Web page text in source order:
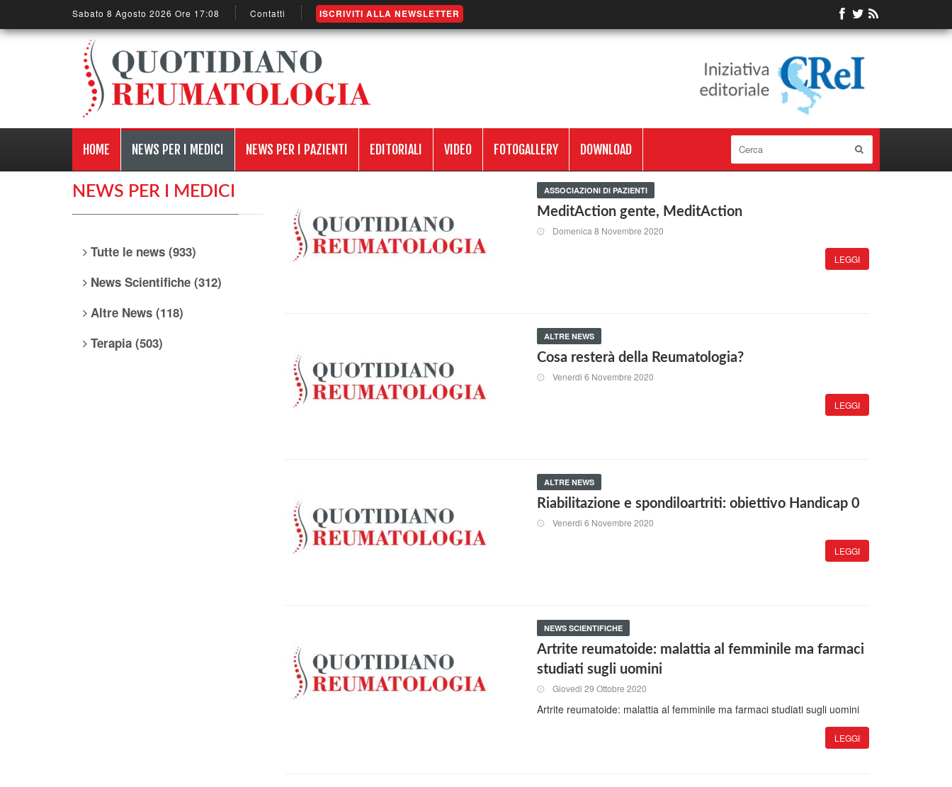
Sabato 8 Agosto 2026 Ore 17:08 Contatti ISCRIVITI ALLA NEWSLETTER
HOME NEWS PER I MEDICI NEWS PER I PAZIENTI EDITORIALI VIDEO FOTOGALLERY DOWNLOAD
NEWS PER I MEDICI
Tutte le news (933)
News Scientifiche (312)
Altre News (118)
Terapia (503)
ASSOCIAZIONI DI PAZIENTI
MeditAction gente, MeditAction
Domenica 8 Novembre 2020
LEGGI
ALTRE NEWS
Cosa resterà della Reumatologia?
Venerdi 6 Novembre 2020
LEGGI
ALTRE NEWS
Riabilitazione e spondiloartriti: obiettivo Handicap 0
Venerdi 6 Novembre 2020
LEGGI
NEWS SCIENTIFICHE
Artrite reumatoide: malattia al femminile ma farmaci
studiati sugli uomini
Giovedi 29 Ottobre 2020
Artrite reumatoide: malattia al femminile ma farmaci studiati sugli uomini
LEGGI